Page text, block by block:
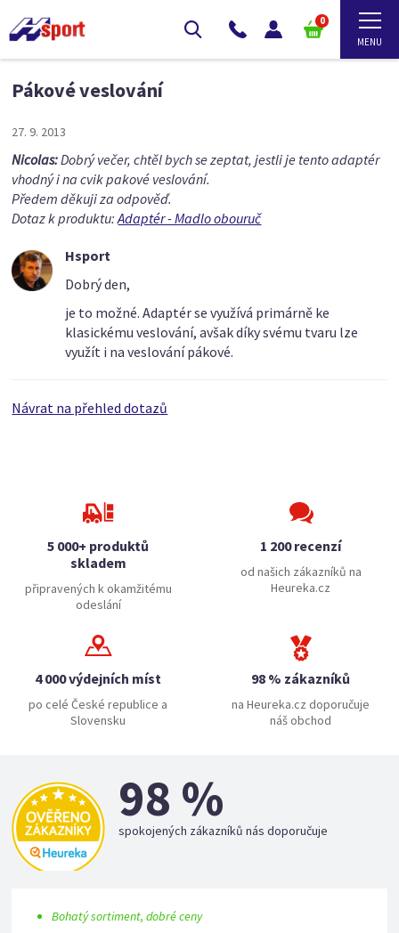
0
Pákové veslování
27. 9. 2013
Nicolas:Dobrý večer, chtěl bych se zeptat, jestli je tento adaptér
vhodný i na cvik pakové veslování.
Předem děkuji za odpověď.
Dotaz k produktu:Adaptér - Madlo obouruč
Hsport
Dobrý den,
je to možné. Adaptér se využívá primárně ke
klasickému veslování, avšak díky svému tvaru lze
využít i na veslování pákové.
Návrat na přehled dotazů
5 000+ produktů
skladem
připravených k okamžitému
odeslání
1 200 recenzí
od našich zákazníků na
Heureka.cz
4 000 výdejních míst
po celé České republice a
Slovensku
98 % zákazníků
na Heureka.cz doporučuje
náš obchod
98 %
spokojených zákazníků nás doporučuje
Bohatý sortiment, dobré ceny